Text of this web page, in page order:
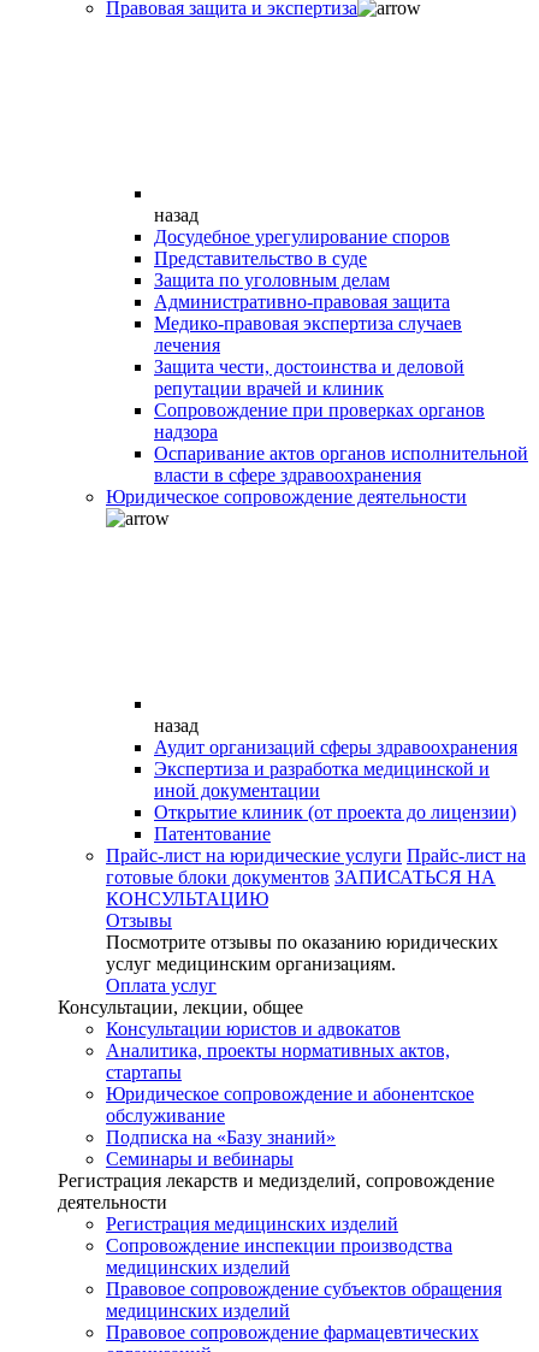
Правовая защита и экспертиза
назад
Досудебное урегулирование споров
Представительство в суде
Защита по уголовным делам
Административно-правовая защита
Медико-правовая экспертиза случаев
лечения
Защита чести, достоинства и деловой
репутации врачей и клиник
Сопровождение при проверках органов
надзора
Оспаривание актов органов исполнительной
власти в сфере здравоохранения
Юридическое сопровождение деятельности
назад
Аудит организаций сферы здравоохранения
Экспертиза и разработка медицинской и
иной документации
Открытие клиник (от проекта до лицензии)
Патентование
Прайс-лист на юридические услуги Прайс-лист на
готовые блоки документов ЗАПИСАТЬСЯ НА
КОНСУЛЬТАЦИЮ
Отзывы
Посмотрите отзывы по оказанию юридических
услуг медицинским организациям.
Оплата услуг
Консультации, лекции, общее
Консультации юристов и адвокатов
Аналитика, проекты нормативных актов,
стартапы
Юридическое сопровождение и абонентское
обслуживание
Подписка на «Базу знаний»
Семинары и вебинары
Регистрация лекарств и медизделий, сопровождение
деятельности
Регистрация медицинских изделий
Сопровождение инспекции производства
медицинских изделий
Правовое сопровождение субъектов обращения
медицинских изделий
Правовое сопровождение фармацевтических